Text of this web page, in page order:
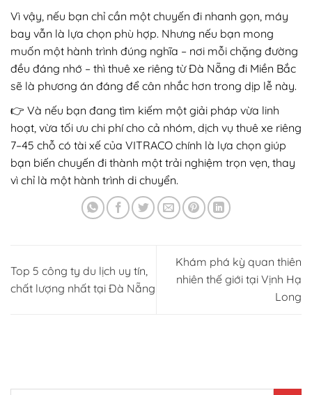
Vì vậy, nếu bạn chỉ cần một chuyến đi nhanh gọn, máy
bay vẫn là lựa chọn phù hợp. Nhưng nếu bạn mong
muốn một hành trình đúng nghĩa – nơi mỗi chặng đường
đều đáng nhớ – thì thuê xe riêng từ Đà Nẵng đi Miền Bắc
sẽ là phương án đáng để cân nhắc hơn trong dịp lễ này.
👉 Và nếu bạn đang tìm kiếm một giải pháp vừa linh
hoạt, vừa tối ưu chi phí cho cả nhóm, dịch vụ thuê xe riêng
7–45 chỗ có tài xế của VITRACO chính là lựa chọn giúp
bạn biến chuyến đi thành một trải nghiệm trọn vẹn, thay
vì chỉ là một hành trình di chuyển.
Top 5 công ty du lịch uy tín,
chất lượng nhất tại Đà Nẵng
Khám phá kỳ quan thiên
nhiên thế giới tại Vịnh Hạ
Long